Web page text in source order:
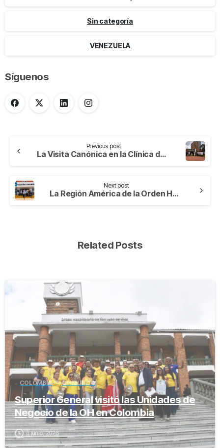
Sin categoría
VENEZUELA
Síguenos
Previous post
La Visita Canónica en la Clínica de Nuestra Señora de la Paz.
Next post
La Región América de la Orden Hospitalaria de San Juan de Dios fortalecida
Related Posts
COLOMBIA OH MUNDO
Superior General visitó las Unidades de
Negocio de la OH en Colombia
4 junio, 2026